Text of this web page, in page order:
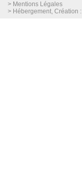
> Mentions Légales
> Hébergement, Création :